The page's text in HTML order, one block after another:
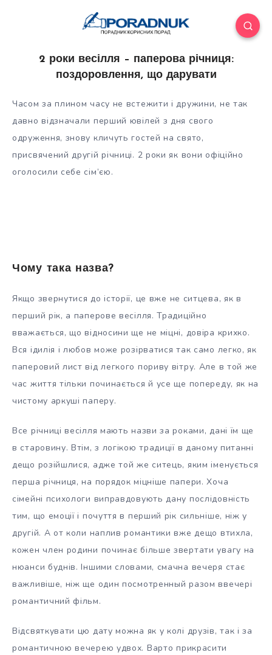
2 роки весілля – паперова річниця:
поздоровлення, що дарувати
Часом за плином часу не встежити і дружини, не так
давно відзначали перший ювілей з дня свого
одруження, знову кличуть гостей на свято,
присвячений другій річниці. 2 роки як вони офіційно
оголосили себе сім’єю.
Чому така назва?
Якщо звернутися до історії, це вже не ситцева, як в
перший рік, а паперове весілля. Традиційно
вважається, що відносини ще не міцні, довіра крихко.
Вся ідилія і любов може розірватися так само легко, як
паперовий лист від легкого пориву вітру. Але в той же
час життя тільки починається й усе ще попереду, як на
чистому аркуші паперу.
Все річниці весілля мають назви за роками, дані їм ще
в старовину. Втім, з логікою традиції в даному питанні
дещо розійшлися, адже той же ситець, яким іменується
перша річниця, на порядок міцніше папери. Хоча
сімейні психологи виправдовують дану послідовність
тим, що емоції і почуття в перший рік сильніше, ніж у
другій. А от коли наплив романтики вже дещо втихла,
кожен член родини починає більше звертати увагу на
нюанси буднів. Іншими словами, смачна вечеря стає
важливіше, ніж ще один посмотренный разом ввечері
романтичний фільм.
Відсвяткувати цю дату можна як у колі друзів, так і за
романтичною вечерею удвох. Варто прикрасити